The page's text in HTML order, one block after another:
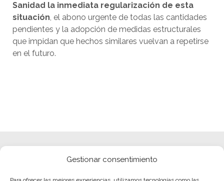
Gestionar consentimiento
Sanidad la inmediata regularización de esta
situación, el abono urgente de todas las cantidades
pendientes y la adopción de medidas estructurales
que impidan que hechos similares vuelvan a repetirse
en el futuro.